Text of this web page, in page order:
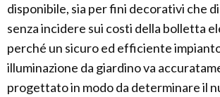
disponibile, sia per fini decorativi che
senza incidere sui costi della bolletta
perché un sicuro ed efficiente
illuminazione da giardino va
progettato in modo da determinare il